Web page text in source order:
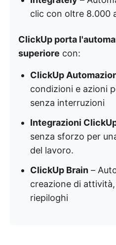
clic con oltre 8.000
ClickUp porta
superiore con:
ClickUp
condizioni e azioni
senza interruzioni
Integrazioni
senza sforzo per
del lavoro.
ClickUp Brain –
creazione di
riepiloghi